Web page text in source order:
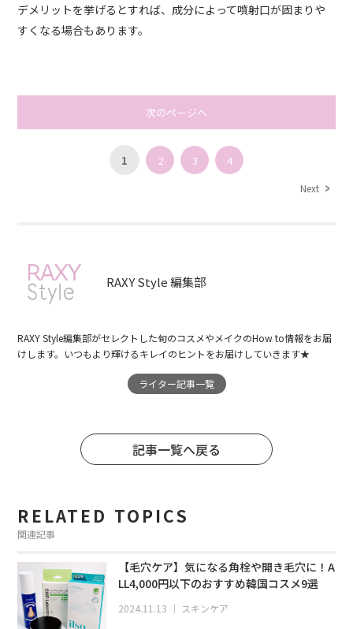
デメリットを挙げるとすれば、成分によって噴射口が固まりや
すくなる場合もあります。
次のページへ
1 2 3 4
Next
RAXY Style 編集部
RAXY Style編集部がセレクトした旬のコスメやメイクのHow to情報をお届
けします。いつもより輝けるキレイのヒントをお届けしていきます★
ライター記事一覧
記事一覧へ戻る
RELATED TOPICS
関連記事
【毛穴ケア】気になる角栓や開き毛穴に！A
LL4,000円以下のおすすめ韓国コスメ9選
2024.11.13 ｜ スキンケア